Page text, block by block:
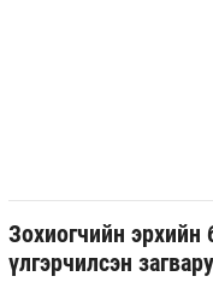
Зохиогчийн эрхийн
үлгэрчилсэн